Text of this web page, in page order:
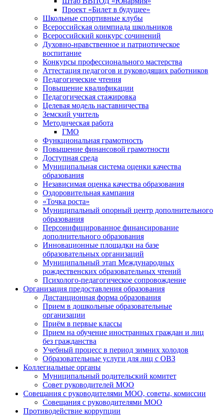
Проект «Билет в будущее»
Школьные спортивные клубы
Всероссийская олимпиада школьников
Всероссийский конкурс сочинений
Духовно-нравственное и патриотическое
воспитание
Конкурсы профессионального мастерства
Аттестация педагогов и руководящих работников
Педагогические чтения
Повышение квалификации
Педагогическая стажировка
Целевая модель наставничества
Земский учитель
Методическая работа
ГМО
Функциональная грамотность
Повышение финансовой грамотности
Доступная среда
Муниципальная система оценки качества
образования
Независимая оценка качества образования
Оздоровительная кампания
«Точка роста»
Муниципальный опорный центр дополнительного
образования
Персонифицированное финансирование
дополнительного образования
Инновационные площадки на базе
образовательных организаций
Муниципальный этап Международных
рождественских образовательных чтений
Психолого-педагогическое сопровождение
Организация предоставления образования
Дистанционная форма образования
Прием в дошкольные образовательные
организации
Приём в первые классы
Прием на обучение иностранных граждан и лиц
без гражданства
Учебный процесс в период зимних холодов
Образовательные услуги для лиц с ОВЗ
Коллегиальные органы
Муниципальный родительский комитет
Совет руководителей МОО
Совещания с руководителями МОО, советы, комиссии
Совещания с руководителями МОО
Противодействие коррупции